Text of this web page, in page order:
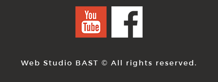
Web Studio BAST © All rights reserved.